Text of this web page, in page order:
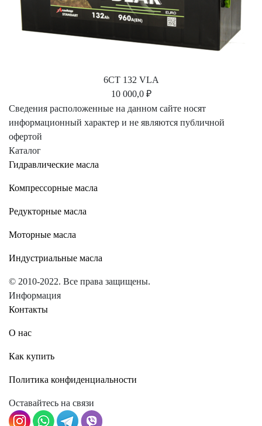
6СТ 132 VLA
10 000,0 ₽
Сведения расположенные на данном сайте носят
информационный характер и не являются публичной
офертой
Каталог
Гидравлические масла
Компрессорные масла
Редукторные масла
Моторные масла
Индустриальные масла
© 2010-2022. Все права защищены.
Информация
Контакты
О нас
Как купить
Политика конфиденциальности
Оставайтесь на связи